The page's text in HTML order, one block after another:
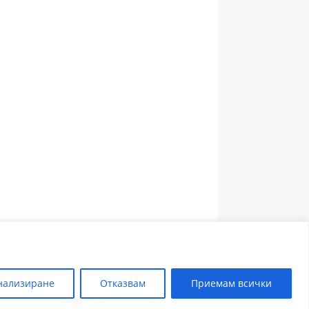
Отказвам Приемам всички
ЗЪБОЛЕКАР ПЛОВДИВ